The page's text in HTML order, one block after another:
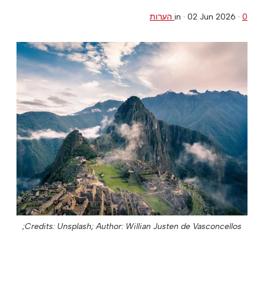
in · 02 Jun 2026 · 0 הערות
Credits: Unsplash; Author: Willian Justen de Vasconcellos;